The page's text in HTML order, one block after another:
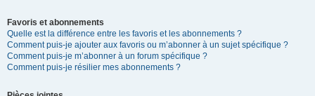
Favoris et abonnements
Quelle est la différence entre les favoris et les abonnements ?
Comment puis-je ajouter aux favoris ou m’abonner à un sujet spécifique ?
Comment puis-je m’abonner à un forum spécifique ?
Comment puis-je résilier mes abonnements ?